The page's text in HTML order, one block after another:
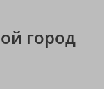
город